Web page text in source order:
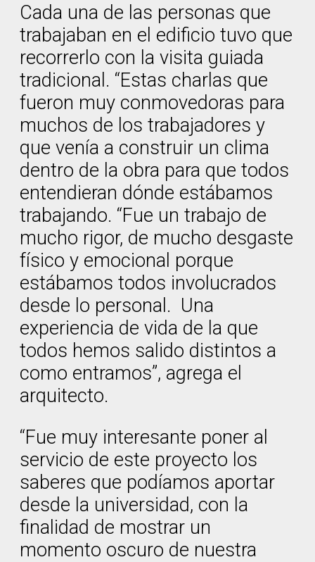
Cada una de las personas que
trabajaban en el edificio tuvo que
recorrerlo con la visita guiada
tradicional. “Estas charlas que
fueron muy conmovedoras para
muchos de los trabajadores y
que venía a construir un clima
dentro de la obra para que todos
entendieran dónde estábamos
trabajando. “Fue un trabajo de
mucho rigor, de mucho desgaste
físico y emocional porque
estábamos todos involucrados
desde lo personal. Una
experiencia de vida de la que
todos hemos salido distintos a
como entramos”, agrega el
arquitecto.
“Fue muy interesante poner al
servicio de este proyecto los
saberes que podíamos aportar
desde la universidad, con la
finalidad de mostrar un
momento oscuro de nuestra